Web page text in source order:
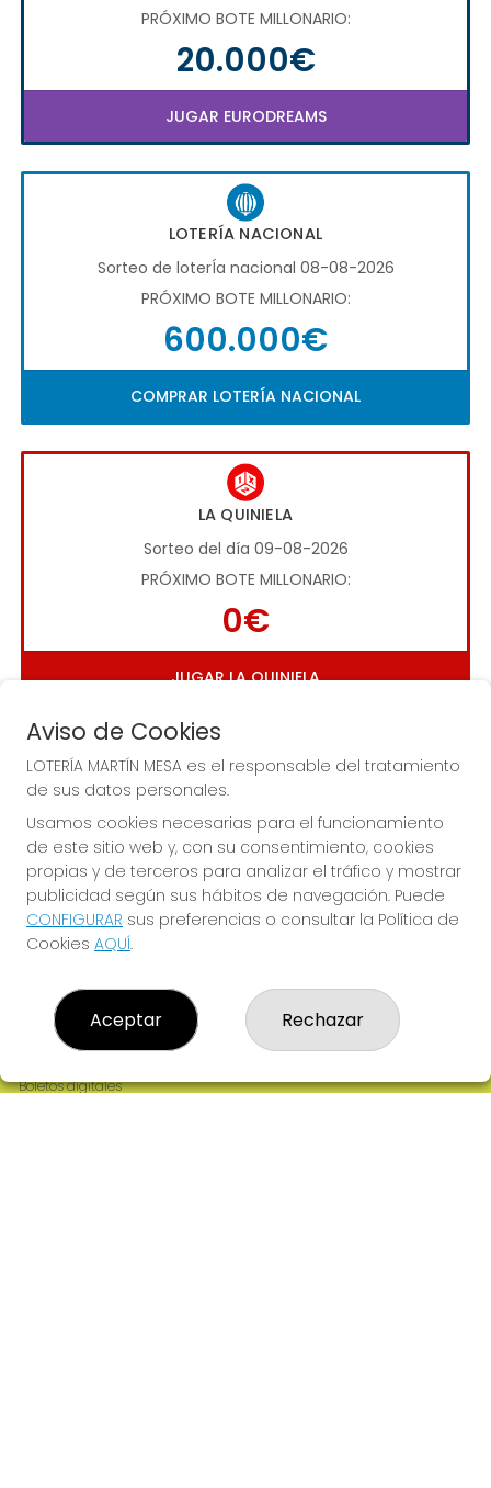
PRÓXIMO BOTE MILLONARIO:
20.000€
JUGAR EURODREAMS
LOTERÍA NACIONAL
Sorteo de loterÍa nacional 08-08-2026
PRÓXIMO BOTE MILLONARIO:
600.000€
COMPRAR LOTERÍA NACIONAL
LA QUINIELA
Sorteo del día 09-08-2026
PRÓXIMO BOTE MILLONARIO:
0€
JUGAR LA QUINIELA
Imagen anterior
LOTERÍA MARTÍN MESA
Resultados
Contacto
Empresas
Boletos digitales
Aviso de Cookies
LOTERÍA MARTÍN MESA es el responsable del tratamiento
de sus datos personales.
Usamos cookies necesarias para el funcionamiento
de este sitio web y, con su consentimiento, cookies
propias y de terceros para analizar el tráfico y mostrar
publicidad según sus hábitos de navegación. Puede
CONFIGURAR sus preferencias o consultar la Política de
Cookies AQUÍ.
Aceptar Rechazar